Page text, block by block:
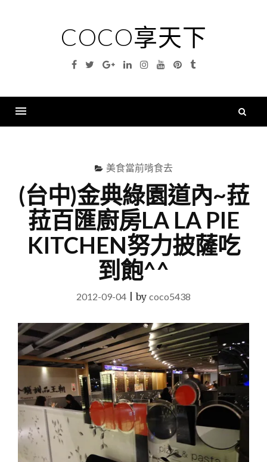
COCO享天下
Facebook
TwitterGoogleLinkedinInstagramYouTubePinterest
Tumblr
美食當前啃食去
(台中)金典綠園道內~菈
菈百匯廚房LA LA PIE
KITCHEN努力披薩吃
到飽^^
2012-09-04 |by coco5438